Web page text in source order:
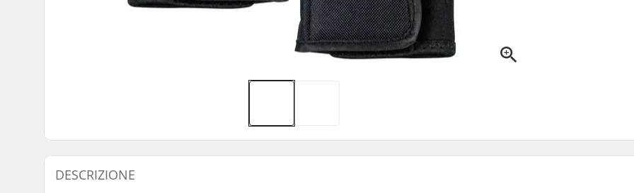
DESCRIZIONE